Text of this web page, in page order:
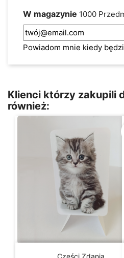
W magazynie 1000
Powiadom mnie kiedy
Klienci którzy zakupili
również:
Szybki podgląd